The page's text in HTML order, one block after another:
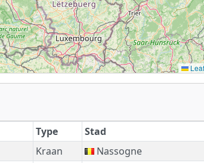
Type Stad
Kraan Nassogne